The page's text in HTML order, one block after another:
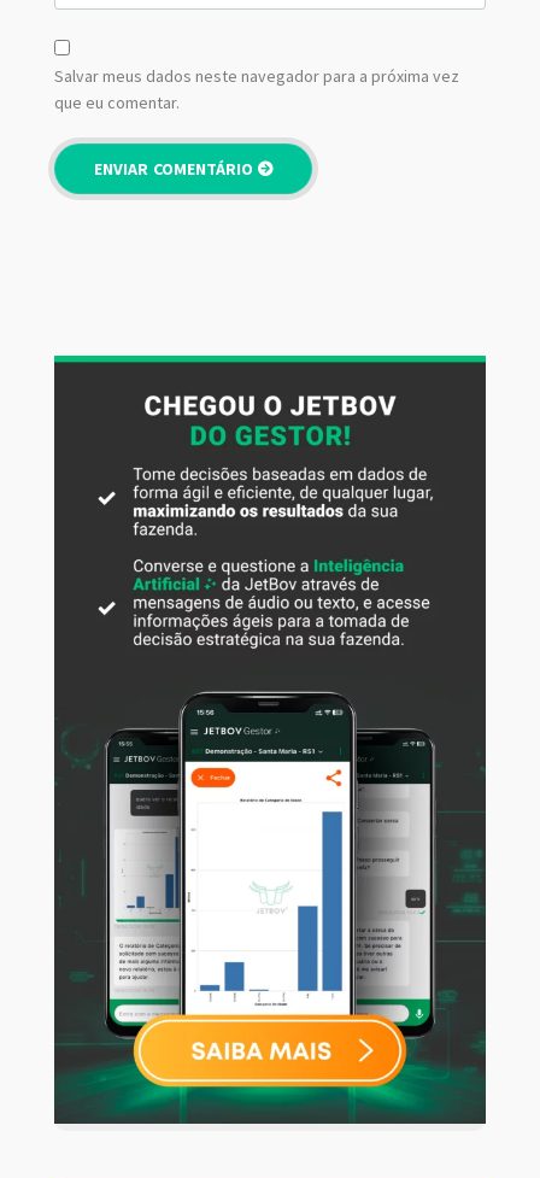
Salvar meus dados neste navegador para a próxima vez
que eu comentar.